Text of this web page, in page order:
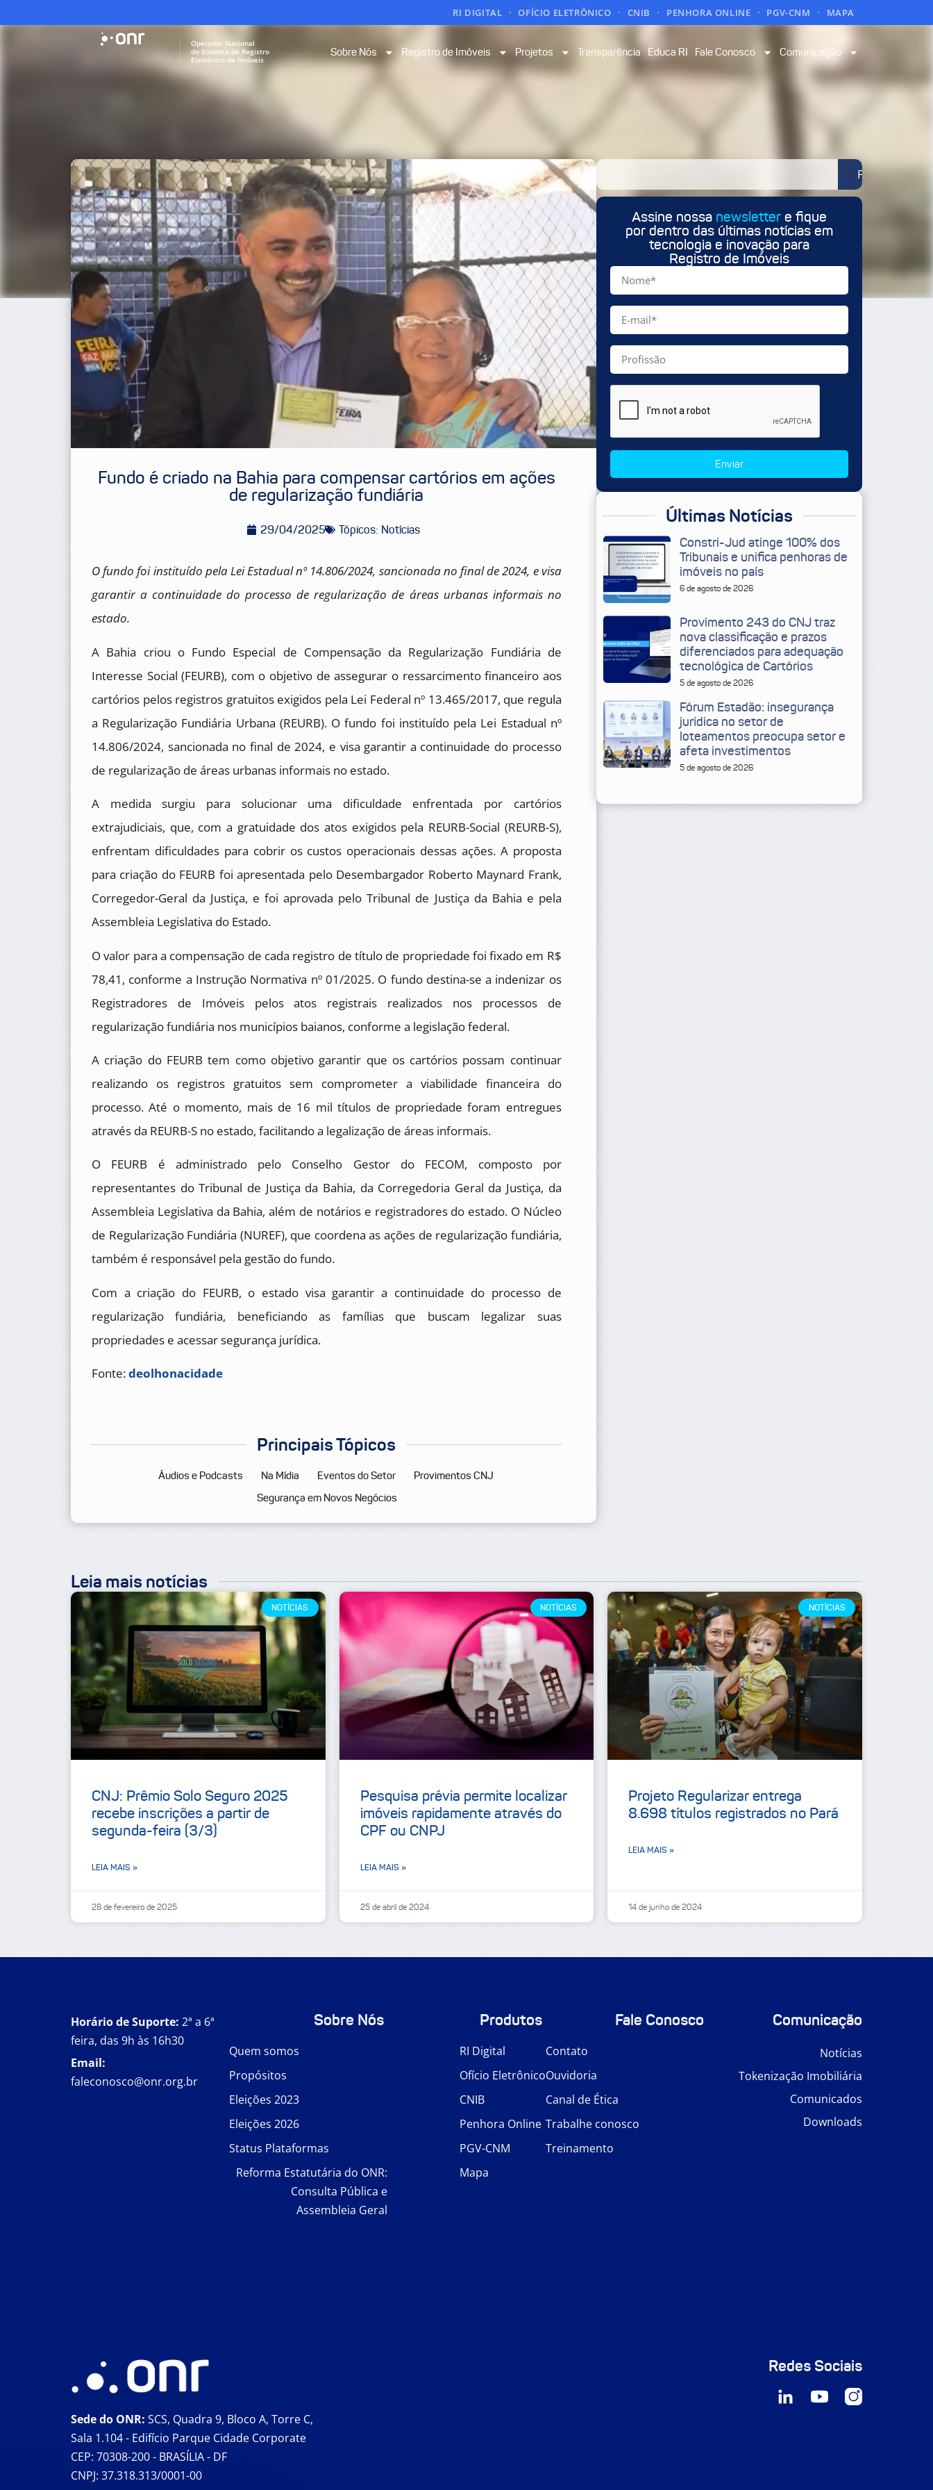
RI DIGITAL OFÍCIO ELETRÔNICO CNIB PENHORA ONLINE PGV-CNM MAPA
Operador Nacional
do Sistema de Registro
Eletrônico de Imóveis
Sobre Nós Registro de Imóveis Projetos Transparência Educa RI Fale Conosco Comunicação
Fundo é criado na Bahia para compensar cartórios em ações
de regularização fundiária
29/04/2025 Tópicos: Notícias
O fundo foi instituído pela Lei Estadual nº 14.806/2024, sancionada no final de 2024, e visa
garantir a continuidade do processo de regularização de áreas urbanas informais no
estado.
A Bahia criou o Fundo Especial de Compensação da Regularização Fundiária de
Interesse Social (FEURB), com o objetivo de assegurar o ressarcimento financeiro aos
cartórios pelos registros gratuitos exigidos pela Lei Federal nº 13.465/2017, que regula
a Regularização Fundiária Urbana (REURB). O fundo foi instituído pela Lei Estadual nº
14.806/2024, sancionada no final de 2024, e visa garantir a continuidade do processo
de regularização de áreas urbanas informais no estado.
A medida surgiu para solucionar uma dificuldade enfrentada por cartórios
extrajudiciais, que, com a gratuidade dos atos exigidos pela REURB-Social (REURB-S),
enfrentam dificuldades para cobrir os custos operacionais dessas ações. A proposta
para criação do FEURB foi apresentada pelo Desembargador Roberto Maynard Frank,
Corregedor-Geral da Justiça, e foi aprovada pelo Tribunal de Justiça da Bahia e pela
Assembleia Legislativa do Estado.
O valor para a compensação de cada registro de título de propriedade foi fixado em R$
78,41, conforme a Instrução Normativa nº 01/2025. O fundo destina-se a indenizar os
Registradores de Imóveis pelos atos registrais realizados nos processos de
regularização fundiária nos municípios baianos, conforme a legislação federal.
A criação do FEURB tem como objetivo garantir que os cartórios possam continuar
realizando os registros gratuitos sem comprometer a viabilidade financeira do
processo. Até o momento, mais de 16 mil títulos de propriedade foram entregues
através da REURB-S no estado, facilitando a legalização de áreas informais.
O FEURB é administrado pelo Conselho Gestor do FECOM, composto por
representantes do Tribunal de Justiça da Bahia, da Corregedoria Geral da Justiça, da
Assembleia Legislativa da Bahia, além de notários e registradores do estado. O Núcleo
de Regularização Fundiária (NUREF), que coordena as ações de regularização fundiária,
também é responsável pela gestão do fundo.
Com a criação do FEURB, o estado visa garantir a continuidade do processo de
regularização fundiária, beneficiando as famílias que buscam legalizar suas
propriedades e acessar segurança jurídica.
Fonte:deolhonacidade
Principais Tópicos
Áudios e Podcasts Na Mídia Eventos do Setor
Provimentos CNJ
Segurança em Novos Negócios
Pesquisar
Assine nossa newslettere fique
por dentro das últimas notícias em
tecnologia e inovação para
Registro de Imóveis
Enviar
Últimas Notícias
Constri-Jud atinge 100% dos
Tribunais e unifica penhoras de
imóveis no país
6 de agosto de 2026
Provimento 243 do CNJ traz
nova classificação e prazos
diferenciados para adequação
tecnológica de Cartórios
5 de agosto de 2026
Fórum Estadão: insegurança
jurídica no setor de
loteamentos preocupa setor e
afeta investimentos
5 de agosto de 2026
Leia mais notícias
NOTÍCIAS
CNJ: Prêmio Solo Seguro 2025
recebe inscrições a partir de
segunda-feira (3/3)
LEIA MAIS »
28 de fevereiro de 2025
NOTÍCIAS
Pesquisa prévia permite localizar
imóveis rapidamente através do
CPF ou CNPJ
LEIA MAIS »
25 de abril de 2024
NOTÍCIAS
Projeto Regularizar entrega
8.698 títulos registrados no Pará
LEIA MAIS »
14 de junho de 2024
Horário de Suporte: 2ª a 6ª
feira, das 9h às 16h30
Email:
faleconosco@onr.org.br
Sobre Nós
Quem somos
Propósitos
Eleições 2023
Eleições 2026
Status Plataformas
Reforma Estatutária do ONR:
Consulta Pública e
Assembleia Geral
Produtos
RI Digital
Ofício Eletrônico
CNIB
Penhora Online
PGV-CNM
Mapa
Fale Conosco
Contato
Ouvidoria
Canal de Ética
Trabalhe conosco
Treinamento
Comunicação
Notícias
Tokenização Imobiliária
Comunicados
Downloads
Sede do ONR: SCS, Quadra 9, Bloco A, Torre C,
Sala 1.104 - Edifício Parque Cidade Corporate
CEP: 70308-200 - BRASÍLIA - DF
CNPJ: 37.318.313/0001-00
Redes Sociais